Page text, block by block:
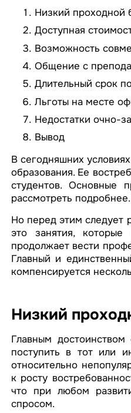
Низкий проходной
Доступная
Возможность
Общение с
Длительный срок
Льготы на месте
Недостатки очно-
Вывод
В сегодняшних
образования. Ее
студентов. Основные
рассмотреть подробнее.
Но перед этим следует
это занятия,
продолжает вести
Главный и
компенсируется
Низкий
Главным
поступить в тот или
относительно
к росту
что при любом
спросом.